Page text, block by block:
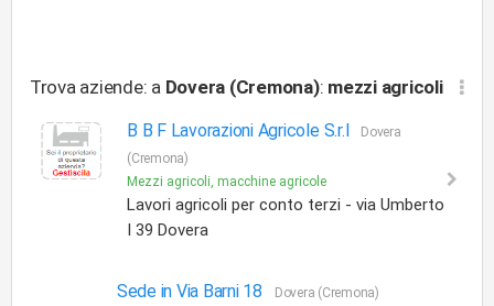
Trova aziende: a Dovera (Cremona): mezzi agricoli
B B F Lavorazioni Agricole S.r.l
Dovera
(Cremona)
Mezzi agricoli, macchine agricole
Lavori agricoli per conto terzi - via Umberto
I 39 Dovera
Sede in Via Barni 18 Dovera (Cremona)